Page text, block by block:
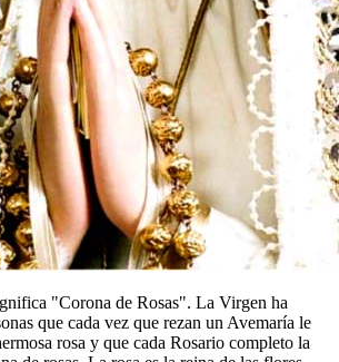
"Corona de Rosas". La Virgen ha
que cada vez que rezan un Avemaría le
rosa y que cada Rosario completo la